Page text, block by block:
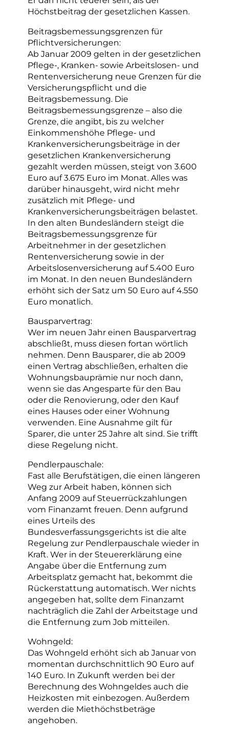
Höchstbeitrag der gesetzlichen Kassen.
Beitragsbemessungsgrenzen für
Pflichtversicherungen:
Ab Januar 2009 gelten in der gesetzlichen
Pflege-, Kranken- sowie Arbeitslosen- und
Rentenversicherung neue Grenzen für die
Versicherungspflicht und die
Beitragsbemessung. Die
Beitragsbemessungsgrenze – also die
Grenze, die angibt, bis zu welcher
Einkommenshöhe Pflege- und
Krankenversicherungsbeiträge in der
gesetzlichen Krankenversicherung
gezahlt werden müssen, steigt von 3.600
Euro auf 3.675 Euro im Monat. Alles was
darüber hinausgeht, wird nicht mehr
zusätzlich mit Pflege- und
Krankenversicherungsbeiträgen belastet.
In den alten Bundesländern steigt die
Beitragsbemessungsgrenze für
Arbeitnehmer in der gesetzlichen
Rentenversicherung sowie in der
Arbeitslosenversicherung auf 5.400 Euro
im Monat. In den neuen Bundesländern
erhöht sich der Satz um 50 Euro auf 4.550
Euro monatlich.
Bausparvertrag:
Wer im neuen Jahr einen Bausparvertrag
abschließt, muss diesen fortan wörtlich
nehmen. Denn Bausparer, die ab 2009
einen Vertrag abschließen, erhalten die
Wohnungsbauprämie nur noch dann,
wenn sie das Angesparte für den Bau
oder die Renovierung, oder den Kauf
eines Hauses oder einer Wohnung
verwenden. Eine Ausnahme gilt für
Sparer, die unter 25 Jahre alt sind. Sie trifft
diese Regelung nicht.
Pendlerpauschale:
Fast alle Berufstätigen, die einen längeren
Weg zur Arbeit haben, können sich
Anfang 2009 auf Steuerrückzahlungen
vom Finanzamt freuen. Denn aufgrund
eines Urteils des
Bundesverfassungsgerichts ist die alte
Regelung zur Pendlerpauschale wieder in
Kraft. Wer in der Steuererklärung eine
Angabe über die Entfernung zum
Arbeitsplatz gemacht hat, bekommt die
Rückerstattung automatisch. Wer nichts
angegeben hat, sollte dem Finanzamt
nachträglich die Zahl der Arbeitstage und
die Entfernung zum Job mitteilen.
Wohngeld:
Das Wohngeld erhöht sich ab Januar von
momentan durchschnittlich 90 Euro auf
140 Euro. In Zukunft werden bei der
Berechnung des Wohngeldes auch die
Heizkosten mit einbezogen. Außerdem
werden die Miethöchstbeträge
angehoben.